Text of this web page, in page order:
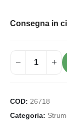
Consegna in
COD: 26718
Categoria: